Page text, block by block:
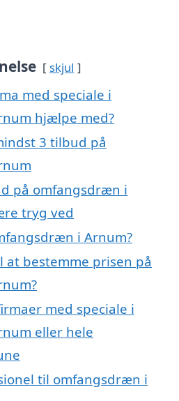
skjul
med speciale i
hjælpe med?
3 tilbud på
på omfangsdræn i
tryg ved
i Arnum?
at bestemme prisen på
med speciale i
eller hele
til omfangsdræn i